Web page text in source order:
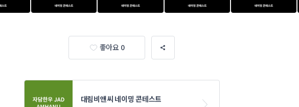
좋아요 0
대림비앤씨 네이밍 콘테스트